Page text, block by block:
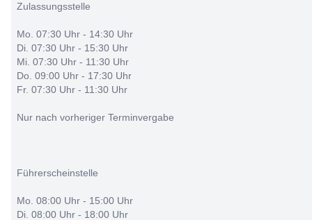
Zulassungsstelle
Mo. 07:30 Uhr - 14:30 Uhr
Di. 07:30 Uhr - 15:30 Uhr
Mi. 07:30 Uhr - 11:30 Uhr
Do. 09:00 Uhr - 17:30 Uhr
Fr. 07:30 Uhr - 11:30 Uhr
Nur nach vorheriger Terminvergabe
Führerscheinstelle
Mo. 08:00 Uhr - 15:00 Uhr
Di. 08:00 Uhr - 18:00 Uhr